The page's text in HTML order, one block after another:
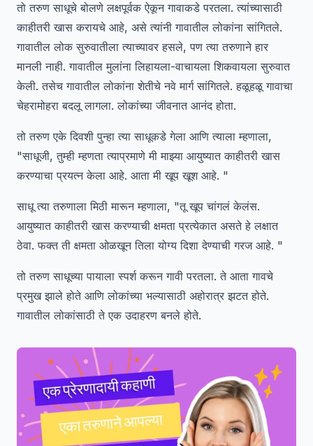
तो तरुण साधूचे बोलणे लक्षपूर्वक ऐकून गावाकडे परतला. त्यांच्यासाठी
काहीतरी खास करायचे आहे, असे त्यांनी गावातील लोकांना सांगितले.
गावातील लोक सुरुवातीला त्याच्यावर हसले, पण त्या तरुणाने हार
मानली नाही. गावातील मुलांना लिहायला-वाचायला शिकवायला सुरुवात
केली. तसेच गावातील लोकांना शेतीचे नवे मार्ग सांगितले. हळूहळू गावाचा
चेहरामोहरा बदलू लागला. लोकांच्या जीवनात आनंद होता.
तो तरुण एके दिवशी पुन्हा त्या साधूकडे गेला आणि त्याला म्हणाला,
"साधूजी, तुम्ही म्हणता त्याप्रमाणे मी माझ्या आयुष्यात काहीतरी खास
करण्याचा प्रयत्न केला आहे. आता मी खूप खूश आहे. "
साधू त्या तरुणाला मिठी मारून म्हणाला, "तू खूप चांगलं केलंस.
आयुष्यात काहीतरी खास करण्याची क्षमता प्रत्येकात असते हे लक्षात
ठेवा. फक्त ती क्षमता ओळखून तिला योग्य दिशा देण्याची गरज आहे. "
तो तरुण साधूच्या पायाला स्पर्श करून गावी परतला. ते आता गावचे
प्रमुख झाले होते आणि लोकांच्या भल्यासाठी अहोरात्र झटत होते.
गावातील लोकांसाठी ते एक उदाहरण बनले होते.